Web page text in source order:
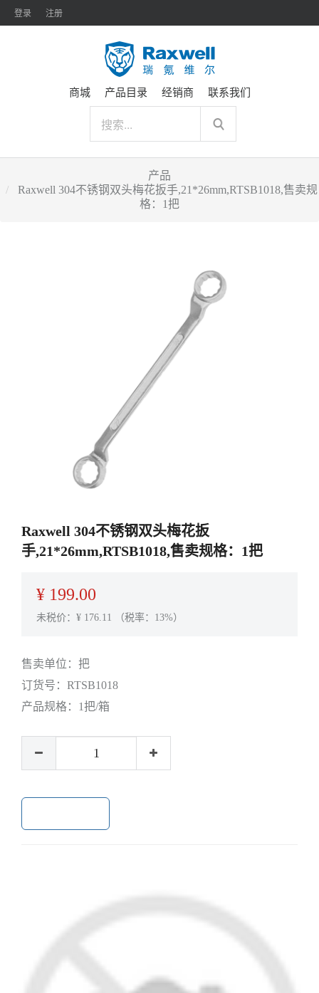
登录 注册
商城 产品目录 经销商 联系我们
产品
Raxwell 304不锈钢双头梅花扳手,21*26mm,RTSB1018,售卖规
格：1把
Raxwell 304不锈钢双头梅花扳
手,21*26mm,RTSB1018,售卖规格：1把
¥ 199.00
未税价：¥ 176.11 （税率：13%）
售卖单位： 把
订货号： RTSB1018
产品规格： 1把/箱